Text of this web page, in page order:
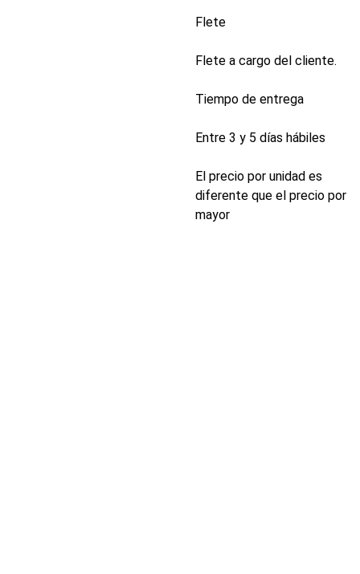
Flete
Flete a cargo del cliente.
Tiempo de entrega
Entre 3 y 5 días hábiles
El precio por unidad es
diferente que el precio por
mayor